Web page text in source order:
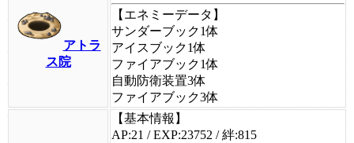
アトラ
ス院
【エネミーデータ】
サンダーブック1体
アイスブック1体
ファイアブック1体
自動防衛装置3体
ファイアブック3体
【基本情報】
AP:21 / EXP:23752 / 絆:815